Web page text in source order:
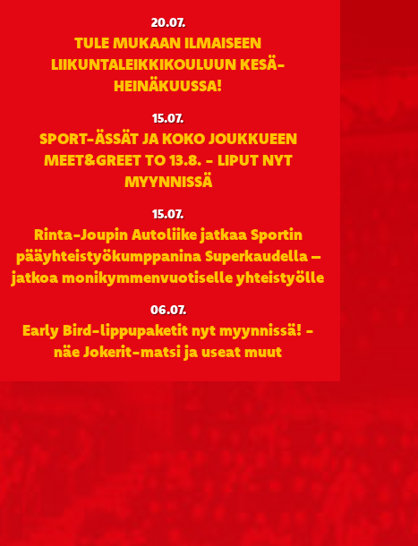
20.07.
TULE MUKAAN ILMAISEEN
LIIKUNTALEIKKIKOULUUN KESÄ-
HEINÄKUUSSA!
15.07.
SPORT-ÄSSÄT JA KOKO JOUKKUEEN
MEET&GREET TO 13.8. - LIPUT NYT
MYYNNISSÄ
15.07.
Rinta-Joupin Autoliike jatkaa Sportin
pääyhteistyökumppanina Superkaudella –
jatkoa monikymmenvuotiselle yhteistyölle
06.07.
Early Bird-lippupaketit nyt myynnissä! -
näe Jokerit-matsi ja useat muut